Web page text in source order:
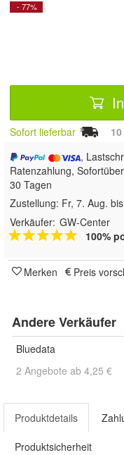
- 77%
Sofort lieferbar 10
,
Ratenzahlung,
30 Tagen
Zustellung: Fr, 7. Aug.
Verkäufer: GW-Center
100%
Merken Preis
Andere Verkäufer
Bluedata
2 Angebote ab 4,25 €
Produktdetails
Produktsicherheit